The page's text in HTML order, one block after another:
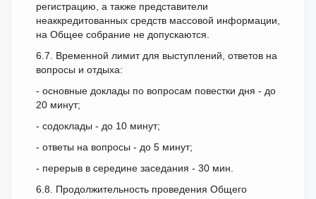
регистрацию, а также представители
неаккредитованных средств массовой информации,
на Общее собрание не допускаются.
6.7. Временной лимит для выступлений, ответов на
вопросы и отдыха:
- основные доклады по вопросам повестки дня - до
20 минут;
- содоклады - до 10 минут;
- ответы на вопросы - до 5 минут;
- перерыв в середине заседания - 30 мин.
6.8. Продолжительность проведения Общего